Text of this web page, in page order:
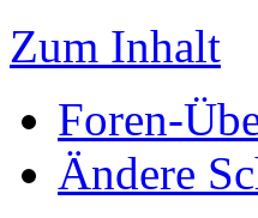
Zum Inhalt
Foren-
Ändere